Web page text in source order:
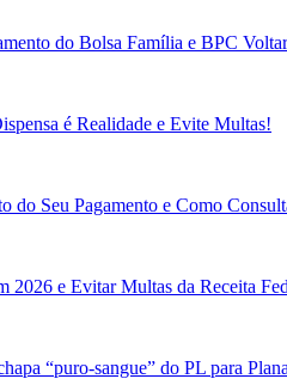
do Bolsa Família e BPC
é Realidade e Evite Multas!
do Seu Pagamento e Como
2026 e Evitar Multas da Receita
“puro-sangue” do PL para